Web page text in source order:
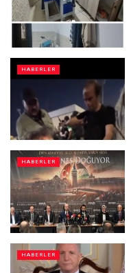
HABERLER
HABERLER
HABERLER